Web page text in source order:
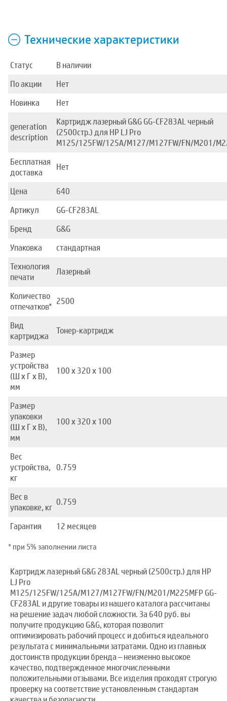
Технические характеристики
Статус
В наличии
По акции
Нет
Новинка
Нет
generation
description
Картридж лазерный G&G GG-CF283AL черный
(2500стр.) для HP LJ Pro
M125/125FW/125A/M127/M127FW/FN/M201/
Бесплатная
доставка
Нет
Цена
640
Артикул
GG-CF283AL
Бренд
G&G
Упаковка
стандартная
Технология
печати
Лазерный
Количество
отпечатков*
2500
Вид
картриджа
Тонер-картридж
Размер
устройства
(Ш x Г x В),
мм
100 x 320 x 100
Размер
упаковки
(Ш x Г x В),
мм
100 x 320 x 100
Вес
устройства,
кг
0.759
Вес в
упаковке, кг
0.759
Гарантия 12 месяцев
* при 5% заполнении листа
Картридж лазерный G&G 283AL черный (2500стр.) для HP
LJ Pro
M125/125FW/125A/M127/M127FW/FN/M201/M225MFP GG-
CF283AL и другие товары из нашего каталога рассчитаны
на решение задач любой сложности. За 640 руб. вы
получите продукцию G&G, которая позволит
оптимизировать рабочий процесс и добиться идеального
результата с минимальными затратами. Одно из главных
достоинств продукции бренда – неизменно высокое
качество, подтвержденное многочисленными
положительными отзывами. Все изделия проходят строгую
проверку на соответствие установленным стандартам